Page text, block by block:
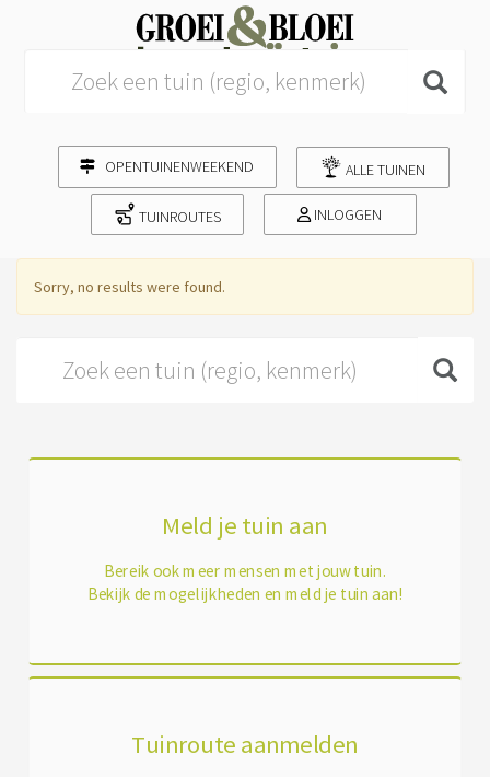
OPENTUINENWEEKEND ALLE TUINEN
TUINROUTES INLOGGEN
Sorry, no results were found.
Meld je tuin aan
Bereik ook meer mensen met jouw tuin.
Bekijk de mogelijkheden en meld je tuin aan!
Tuinroute aanmelden